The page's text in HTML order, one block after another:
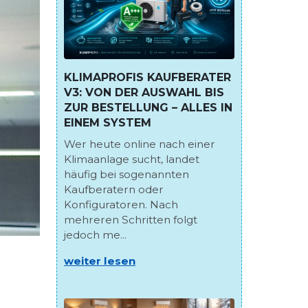
KLIMAPROFIS KAUFBERATER
V3: VON DER AUSWAHL BIS
ZUR BESTELLUNG – ALLES IN
EINEM SYSTEM
Wer heute online nach einer
Klimaanlage sucht, landet
häufig bei sogenannten
Kaufberatern oder
Konfiguratoren. Nach
mehreren Schritten folgt
jedoch me...
weiter lesen